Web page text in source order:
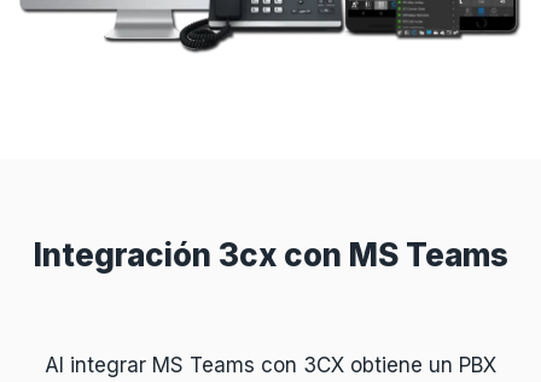
Integración 3cx con MS Teams
Al integrar MS Teams con 3CX obtiene un PBX